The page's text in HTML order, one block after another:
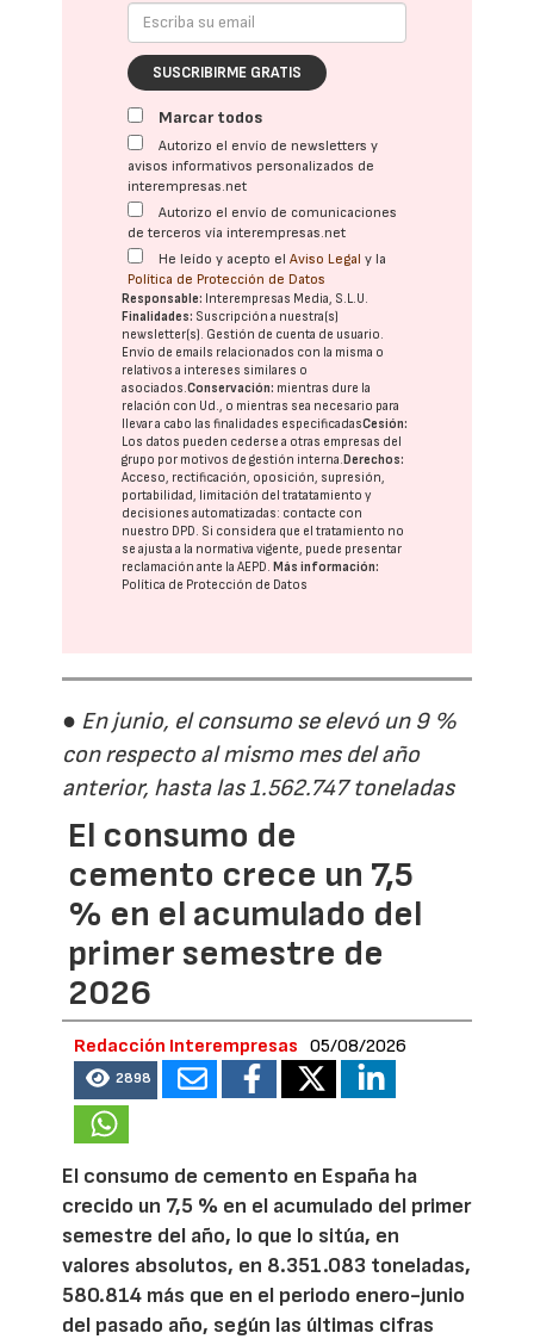
SUSCRIBIRME GRATIS
Marcar todos
Autorizo el envío de newsletters y
avisos informativos personalizados de
interempresas.net
Autorizo el envío de comunicaciones
de terceros vía interempresas.net
He leído y acepto elAviso Legal y la
Política de Protección de Datos
Responsable: Interempresas Media, S.L.U.
Finalidades: Suscripción a nuestra(s)
newsletter(s). Gestión de cuenta de usuario.
Envío de emails relacionados con la misma o
relativos a intereses similares o
asociados.Conservación: mientras dure la
relación con Ud., o mientras sea necesario para
llevar a cabo las finalidades especificadasCesión:
Los datos pueden cederse a otras empresas del
grupo por motivos de gestión interna.Derechos:
Acceso, rectificación, oposición, supresión,
portabilidad, limitación del tratatamiento y
decisiones automatizadas: contacte con
nuestro DPD . Si considera que el tratamiento no
se ajusta a la normativa vigente, puede presentar
reclamación ante laAEPD .Más información:
Política de Protección de Datos
● En junio, el consumo se elevó un 9 %
con respecto al mismo mes del año
anterior, hasta las 1.562.747 toneladas
El consumo de
cemento crece un 7,5
% en el acumulado del
primer semestre de
2026
Redacción Interempresas 05/08/2026
2898
El consumo de cemento en España ha
crecido un 7,5 % en el acumulado del primer
semestre del año, lo que lo sitúa, en
valores absolutos, en 8.351.083 toneladas,
580.814 más que en el periodo enero-junio
del pasado año, según las últimas cifras